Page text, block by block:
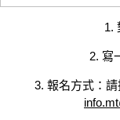
1.
2. 寫
3. 報名方式：